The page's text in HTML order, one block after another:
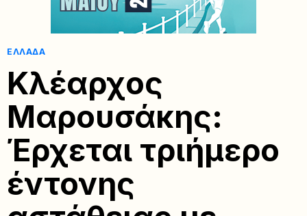
ΕΛΛΆΔΑ
Κλέαρχος
Μαρουσάκης:
Έρχεται τριήμερο
έντονης